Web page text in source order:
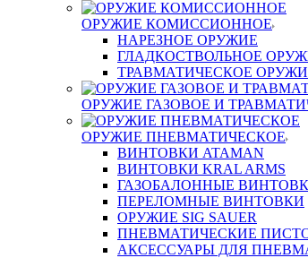
ОРУЖИЕ КОМИССИОННОЕ
НАРЕЗНОЕ ОРУЖИЕ
ГЛАДКОСТВОЛЬНОЕ
ТРАВМАТИЧЕСКОЕ
ОРУЖИЕ ГАЗОВОЕ И
ОРУЖИЕ ПНЕВМАТИЧЕСКОЕ
ВИНТОВКИ ATAMAN
ВИНТОВКИ KRAL ARMS
ГАЗОБАЛОННЫЕ
ПЕРЕЛОМНЫЕ ВИНТОВКИ
ОРУЖИЕ SIG SAUER
ПНЕВМАТИЧЕСКИЕ
АКСЕССУАРЫ ДЛЯ